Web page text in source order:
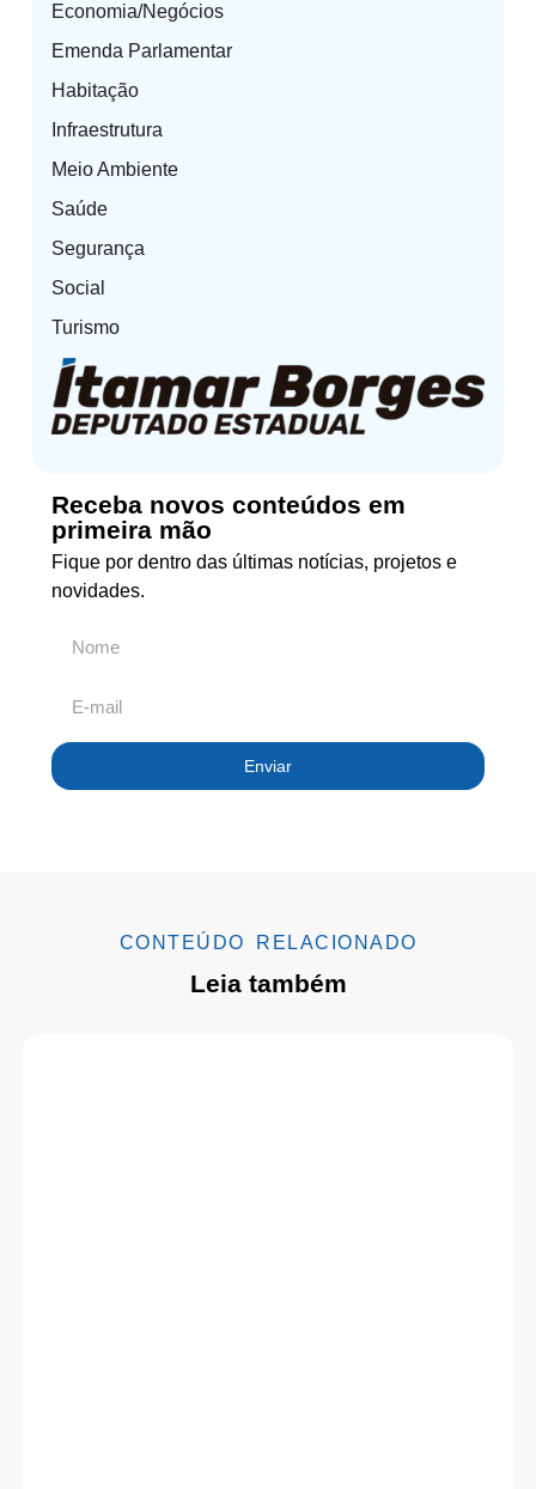
Economia/Negócios
Emenda Parlamentar
Habitação
Infraestrutura
Meio Ambiente
Saúde
Segurança
Social
Turismo
Receba novos conteúdos em
primeira mão
Fique por dentro das últimas notícias, projetos e
novidades.
Enviar
CONTEÚDO RELACIONADO
Leia também